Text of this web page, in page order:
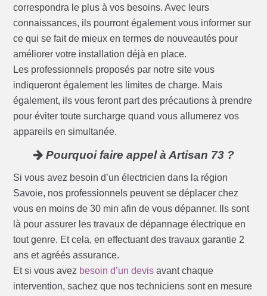
correspondra le plus à vos besoins. Avec leurs
connaissances, ils pourront également vous informer sur
ce qui se fait de mieux en termes de nouveautés pour
améliorer votre installation déjà en place.
Les professionnels proposés par notre site vous
indiqueront également les limites de charge. Mais
également, ils vous feront part des précautions à prendre
pour éviter toute surcharge quand vous allumerez vos
appareils en simultanée.
Pourquoi faire appel à Artisan 73 ?
Si vous avez besoin d’un électricien dans la région
Savoie, nos professionnels peuvent se déplacer chez
vous en moins de 30 min afin de vous dépanner. Ils sont
là pour assurer les travaux de dépannage électrique en
tout genre. Et cela, en effectuant des travaux garantie 2
ans et agréés assurance.
Et si vous avez besoin d’un devis avant chaque
intervention, sachez que nos techniciens sont en mesure